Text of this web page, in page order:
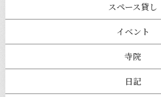
スペース貸し
イベント
寺院
日記